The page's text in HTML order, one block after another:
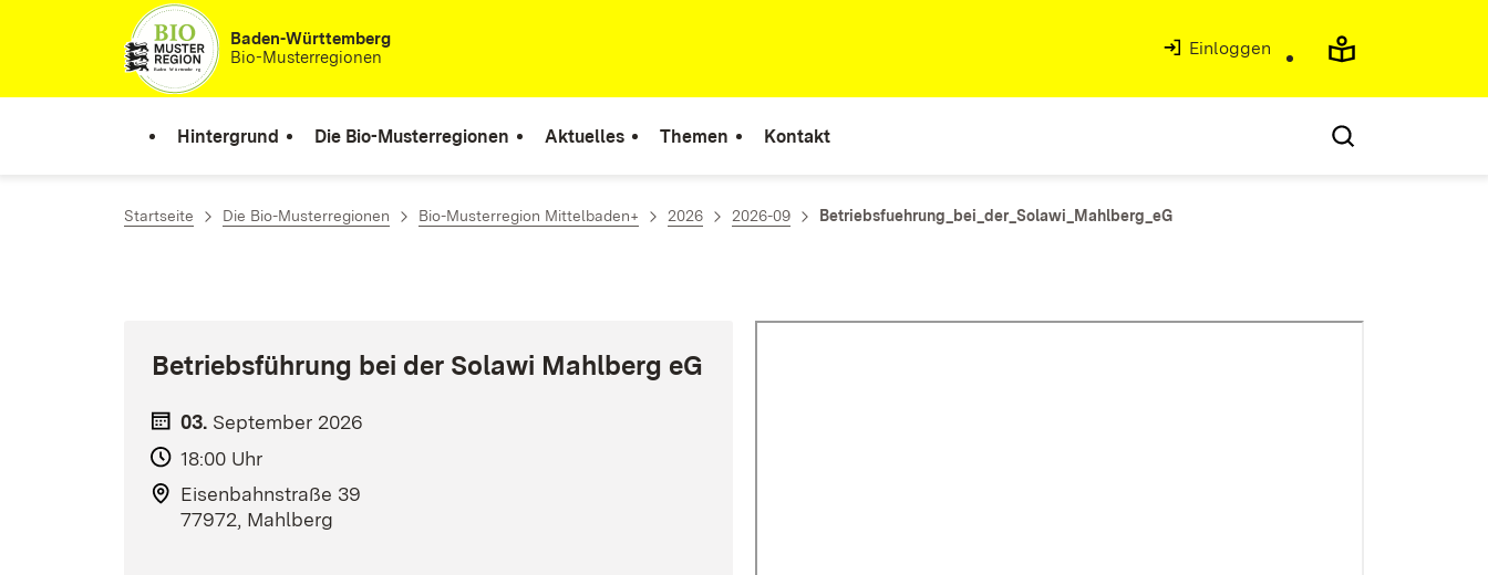
Zum Inhalt springenBaden-Württemberg
Bio-Musterregionen
Einloggen
Hintergrund Die Bio-Musterregionen Aktuelles Themen Kontakt
Startseite Die Bio-Musterregionen Bio-Musterregion Mittelbaden+ 2026 2026-09 Betriebsfuehrung_bei_der_Solawi_Mahlberg_eG
Betriebsführung bei der Solawi Mahlberg eG
03. September 2026
18:00 Uhr
Eisenbahnstraße 39
77972, Mahlberg